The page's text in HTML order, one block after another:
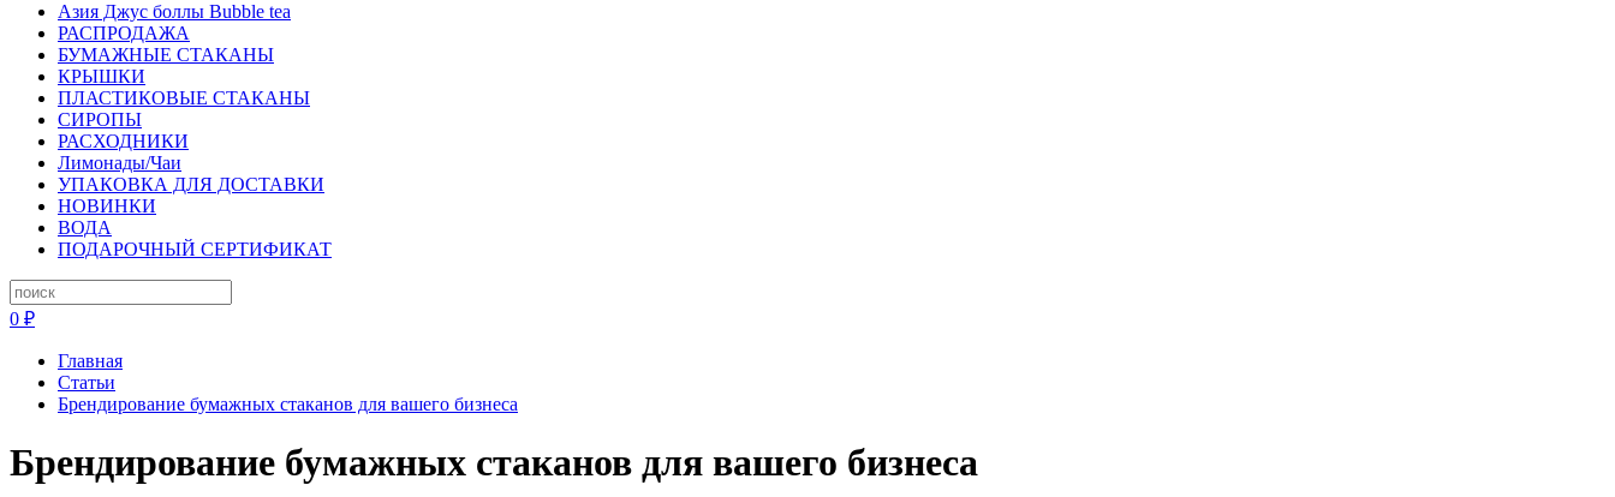
Азия Джус боллы Bubble tea
РАСПРОДАЖА
БУМАЖНЫЕ СТАКАНЫ
КРЫШКИ
ПЛАСТИКОВЫЕ СТАКАНЫ
СИРОПЫ
РАСХОДНИКИ
Лимонады/Чаи
УПАКОВКА ДЛЯ ДОСТАВКИ
НОВИНКИ
ВОДА
ПОДАРОЧНЫЙ СЕРТИФИКАТ
0 ₽
Главная
Статьи
Брендирование бумажных стаканов для вашего бизнеса
Брендирование бумажных стаканов для вашего бизнеса